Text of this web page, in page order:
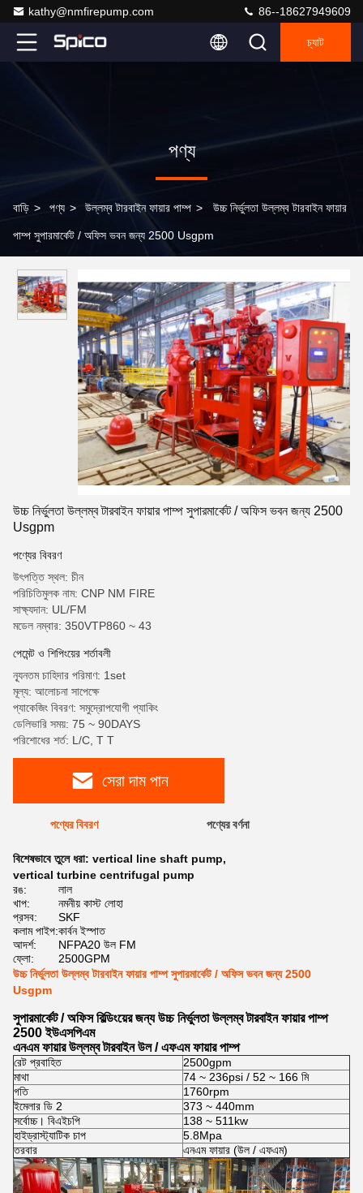
kathy@nmfirepump.com 86--18627949609
চ্যাট
পণ্য
বাড়ি > পণ্য > উল্লম্ব টারবাইন ফায়ার পাম্প > উচ্চ নির্ভুলতা উল্লম্ব টারবাইন ফায়ার
পাম্প সুপারমার্কেট / অফিস ভবন জন্য 2500 Usgpm
উচ্চ নির্ভুলতা উল্লম্ব টারবাইন ফায়ার পাম্প সুপারমার্কেট / অফিস ভবন জন্য 2500
Usgpm
পণ্যের বিবরণ
উৎপত্তি স্থল: চীন
পরিচিতিমুলক নাম: CNP NM FIRE
সাক্ষ্যদান: UL/FM
মডেল নম্বার: 350VTP860 ~ 43
পেমেন্ট ও শিপিংয়ের শর্তাবলী
ন্যূনতম চাহিদার পরিমাণ: 1set
মূল্য: আলোচনা সাপেক্ষে
প্যাকেজিং বিবরণ: সমুদ্রোপযোগী প্যাকিং
ডেলিভারি সময়: 75 ~ 90DAYS
পরিশোধের শর্ত: L/C, T T
সেরা দাম পান
পণ্যের বিবরণ পণ্যের বর্ণনা
বিশেষভাবে তুলে ধরা: vertical line shaft pump,
vertical turbine centrifugal pump
রঙ:
লাল
খাপ:
নমনীয় কাস্ট লোহা
প্রসব:
SKF
কলাম পাইপ:কার্বন ইস্পাত
আদর্শ:
NFPA20 উল FM
ফ্লো:
2500GPM
উচ্চ নির্ভুলতা উল্লম্ব টারবাইন ফায়ার পাম্প সুপারমার্কেট / অফিস ভবন জন্য 2500
Usgpm
সুপারমার্কেট / অফিস বিল্ডিংয়ের জন্য উচ্চ নির্ভুলতা উল্লম্ব টারবাইন ফায়ার পাম্প
2500 ইউএসপিএম
এনএম ফায়ার উল্লম্ব টারবাইন উল / এফএম ফায়ার পাম্প
রেট প্রবাহিত
2500gpm
মাথা
74 ~ 236psi / 52 ~ 166 মি
গতি
1760rpm
ইমেলার ডি 2
373 ~ 440mm
সর্বোচ্চ। বিএইচপি
138 ~ 511kw
হাইড্রাস্ট্যাটিক চাপ
5.8Mpa
তরবার
এনএম ফায়ার (উল / এফএম)